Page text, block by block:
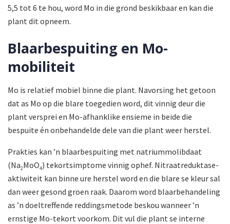
5,5 tot 6 te hou, word Mo in die grond beskikbaar en kan die
plant dit opneem.
Blaarbespuiting en Mo-
mobiliteit
Mo is relatief mobiel binne die plant. Navorsing het getoon
dat as Mo op die blare toegedien word, dit vinnig deur die
plant versprei en Mo-afhanklike ensieme in beide die
bespuite én onbehandelde dele van die plant weer herstel.
Prakties kan ’n blaarbespuiting met natriummolibdaat
(Na2MoO4) tekortsimptome vinnig ophef. Nitraat­reduktase-
aktiwiteit kan binne ure herstel word en die blare se kleur sal
dan weer gesond groen raak. Daarom word blaarbehandeling
as ’n doeltreffende reddingsmetode beskou wanneer ’n
ernstige Mo-tekort voorkom. Dit vul die plant se interne